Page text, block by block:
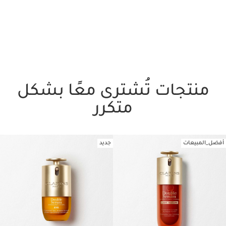
منتجات تُشترى معًا بشكل
متكرر
أفضل_المبيعات جديد